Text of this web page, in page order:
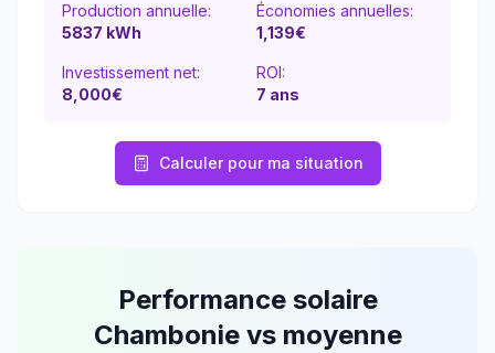
Production annuelle:
5837 kWh
Économies annuelles:
1,139€
Investissement net:
8,000€
ROI:
7 ans
Calculer pour ma situation
Performance solaire
Chambonievs moyenne